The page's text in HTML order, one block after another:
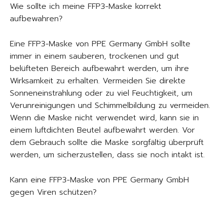
Wie sollte ich meine FFP3-Maske korrekt
aufbewahren?
Eine FFP3-Maske von PPE Germany GmbH sollte
immer in einem sauberen, trockenen und gut
belüfteten Bereich aufbewahrt werden, um ihre
Wirksamkeit zu erhalten. Vermeiden Sie direkte
Sonneneinstrahlung oder zu viel Feuchtigkeit, um
Verunreinigungen und Schimmelbildung zu vermeiden.
Wenn die Maske nicht verwendet wird, kann sie in
einem luftdichten Beutel aufbewahrt werden. Vor
dem Gebrauch sollte die Maske sorgfältig überprüft
werden, um sicherzustellen, dass sie noch intakt ist.
Kann eine FFP3-Maske von PPE Germany GmbH
gegen Viren schützen?